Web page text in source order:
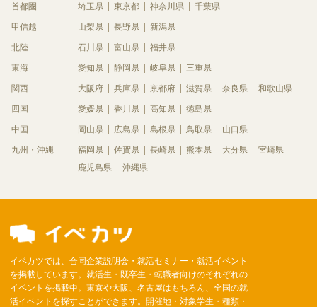
首都圏 埼玉県 東京都 神奈川県 千葉県
甲信越 山梨県 長野県 新潟県
北陸 石川県 富山県 福井県
東海 愛知県 静岡県 岐阜県 三重県
関西 大阪府 兵庫県 京都府 滋賀県 奈良県 和歌山県
四国 愛媛県 香川県 高知県 徳島県
中国 岡山県 広島県 島根県 鳥取県 山口県
九州・沖縄 福岡県 佐賀県 長崎県 熊本県 大分県
宮崎県
鹿児島県
沖縄県
イベカツでは、合同企業説明会・就活セミナー・就活イベント
を掲載しています。就活生・既卒生・転職者向けのそれぞれの
イベントを掲載中。東京や大阪、名古屋はもちろん、全国の就
活イベントを探すことができます。開催地・対象学生・種類・